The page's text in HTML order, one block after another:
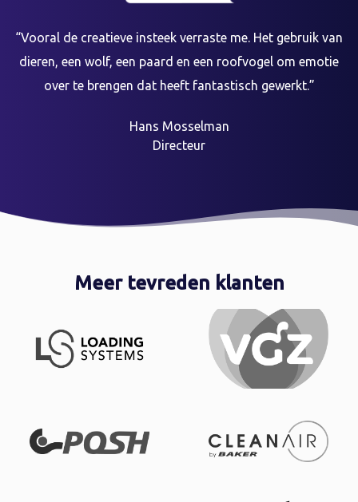
“Vooral de creatieve insteek verraste me. Het gebruik van
dieren, een wolf, een paard en een roofvogel om emotie
over te brengen dat heeft fantastisch gewerkt.”
Hans Mosselman
Directeur
Meer tevreden klanten